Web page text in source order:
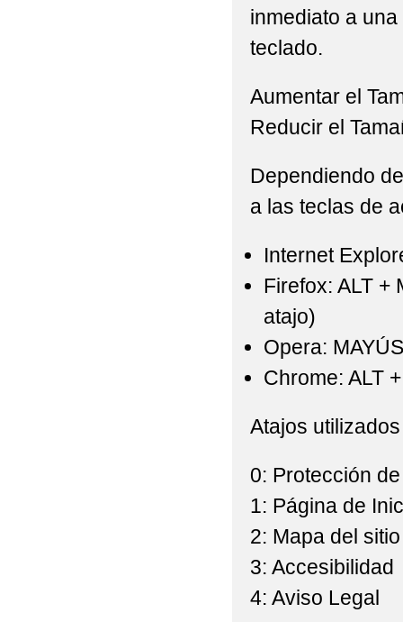
inmediato a
teclado.
Aumentar el
Reducir el
Dependiendo
a las teclas de
Internet
Firefox: ALT +
atajo)
Opera:
Chrome: ALT
Atajos
0: Protección
1: Página de
2: Mapa del sitio
3: Accesibilidad
4: Aviso Legal